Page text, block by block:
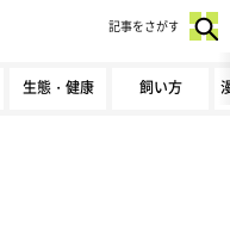
生態・健康 飼い方
記事をさがす